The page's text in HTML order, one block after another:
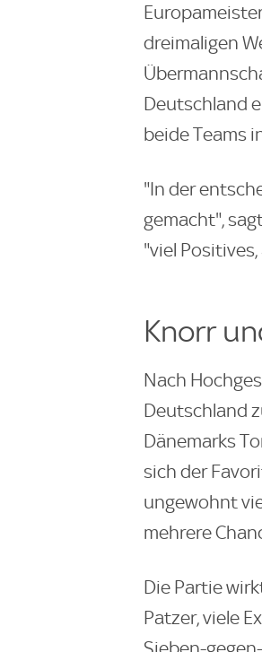
dreimaligen
Deutschland
beide Teams
"In der
gemacht",
"viel
Knorr
Nach
Deutschland
Dänemarks
sich der
ungewohnt
mehrere
Die Partie
Patzer, viele